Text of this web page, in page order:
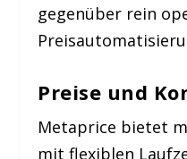
gegenüber rein
Preise und
Metaprice bietet
mit flexiblen